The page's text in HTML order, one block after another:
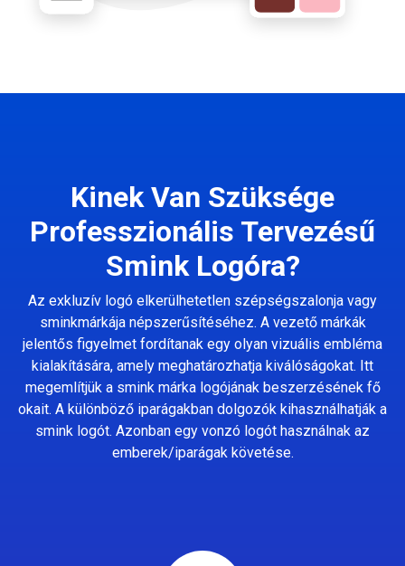
Kinek Van Szüksége
Professzionális Tervezésű
Smink Logóra?
Az exkluzív logó elkerülhetetlen szépségszalonja vagy
sminkmárkája népszerűsítéséhez. A vezető márkák
jelentős figyelmet fordítanak egy olyan vizuális embléma
kialakítására, amely meghatározhatja kiválóságokat. Itt
megemlítjük a smink márka logójának beszerzésének fő
okait. A különböző iparágakban dolgozók kihasználhatják a
smink logót. Azonban egy vonzó logót használnak az
emberek/iparágak követése.